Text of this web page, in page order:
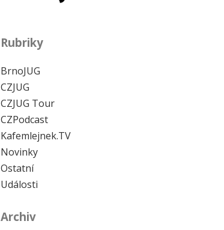
Rubriky
BrnoJUG
CZJUG
CZJUG Tour
CZPodcast
Kafemlejnek.TV
Novinky
Ostatní
Události
Archiv